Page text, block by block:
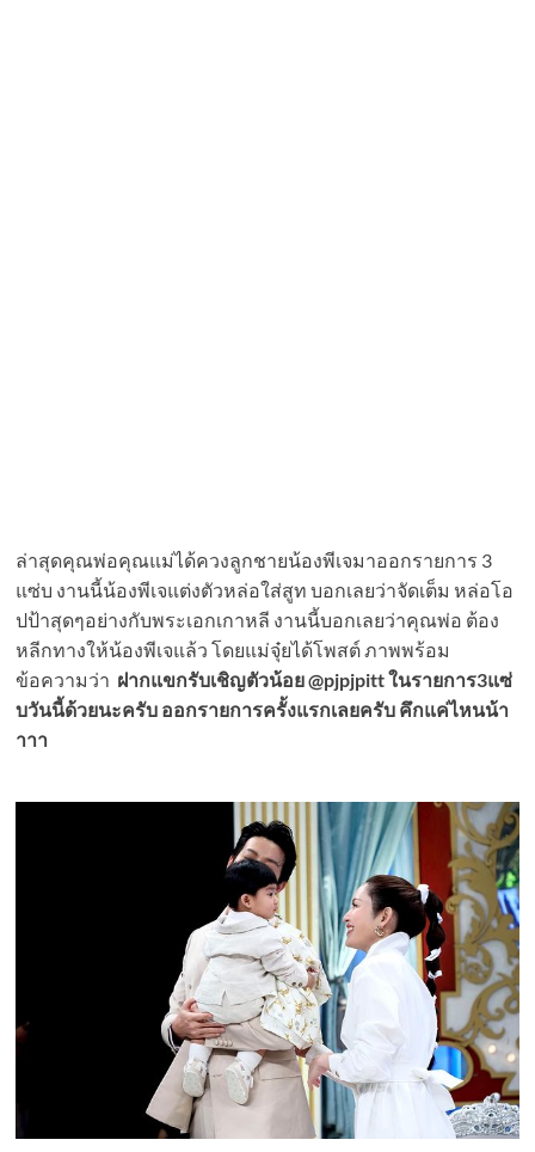
ล่าสุดคุณพ่อคุณแม่ได้ควงลูกชายน้องพีเจมาออกรายการ 3
แซ่บ งานนี้น้องพีเจแต่งตัวหล่อใส่สูท บอกเลยว่าจัดเต็ม หล่อโอ
ปป้าสุดๆอย่างกับพระเอกเกาหลี งานนี้บอกเลยว่าคุณพ่อ ต้อง
หลีกทางให้น้องพีเจแล้ว โดยแม่จุ๋ยได้โพสต์ ภาพพร้อม
ข้อความว่า ฝากแขกรับเชิญตัวน้อย @pjpjpitt ในรายการ3แซ่
บวันนี้ด้วยนะครับ ออกรายการครั้งแรกเลยครับ คึกแค่ไหนน้า
าาา